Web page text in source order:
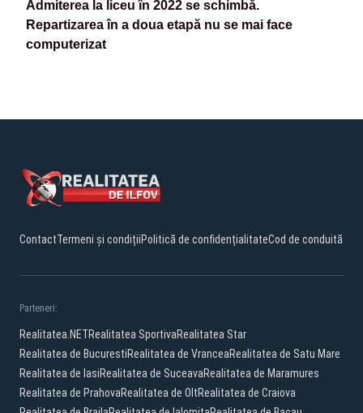
Admiterea la liceu în 2022 se schimbă.
Repartizarea în a doua etapă nu se mai face
computerizat
ContactTermeni și condițiiPolitică de confidențialitateCod de conduită
Parteneri:
Realitatea.NETRealitatea SportivaRealitatea Star
Realitatea de BucurestiRealitatea de VranceaRealitatea de Satu Mare
Realitatea de IasiRealitatea de SuceavaRealitatea de Maramures
Realitatea de PrahovaRealitatea de OltRealitatea de Craiova